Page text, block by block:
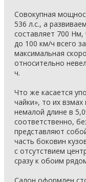
Совокупная
536 л.с., а
составляет 700 Нм,
до 100 км/ч всего
максимальная
относительно
ч.
Что же касается
чайки», то их
немалой длине в
соответственно,
представляют
часть боковин
с отсутствием
сразу к обоим